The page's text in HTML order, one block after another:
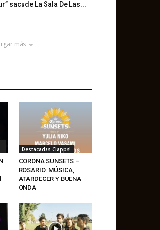
sacude La Sala De Las...
más
Destacadas Clapps!
CORONA SUNSETS –
ROSARIO: MÚSICA,
ATARDECER Y BUENA
ONDA